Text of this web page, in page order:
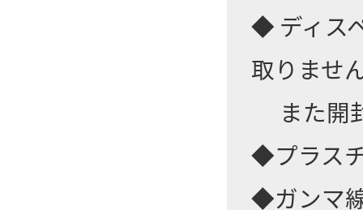
◆ ディス
取りませ
また開
◆プラス
◆ガンマ